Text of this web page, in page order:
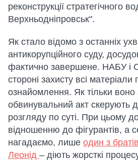
реконструкції стратегічного
Верхньодніпровськ".
Як стало відомо з останніх
антикорупційного суду,
фактично завершене. НАБУ і
стороні захисту всі
ознайомлення. Як тільки
обвинувальний акт скерують
розгляду по суті. При цьому
відношенню до фігурантів, а
нагадаємо, лише один з
Леонід – діють жорсткі